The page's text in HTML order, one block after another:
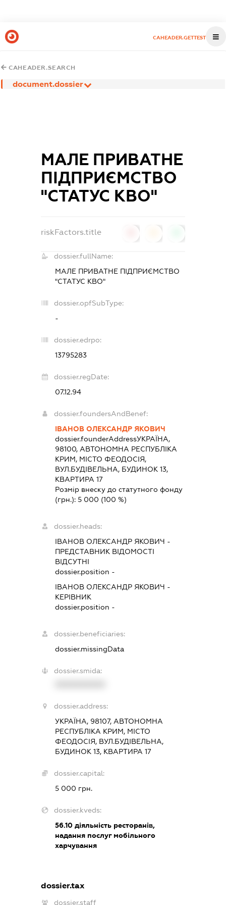
CAHEADER.GETTEST
CAHEADER.SEARCH
document.dossier
МАЛЕ ПРИВАТНЕ
ПІДПРИЄМСТВО
"СТАТУС КВО"
riskFactors.title
dossier.fullName:
МАЛЕ ПРИВАТНЕ ПІДПРИЄМСТВО
"СТАТУС КВО"
dossier.opfSubType:
-
dossier.edrpo:
13795283
dossier.regDate:
07.12.94
dossier.foundersAndBenef:
ІВАНОВ ОЛЕКСАНДР ЯКОВИЧ
dossier.founderAddressУКРАЇНА,
98100, АВТОНОМНА РЕСПУБЛІКА
КРИМ, МІСТО ФЕОДОСІЯ,
ВУЛ.БУДІВЕЛЬНА, БУДИНОК 13,
КВАРТИРА 17
Розмір внеску до статутного фонду
(грн.): 5 000 (100 %)
dossier.heads:
ІВАНОВ ОЛЕКСАНДР ЯКОВИЧ -
ПРЕДСТАВНИК ВІДОМОСТІ
ВІДСУТНІ
dossier.position -
ІВАНОВ ОЛЕКСАНДР ЯКОВИЧ -
КЕРІВНИК
dossier.position -
dossier.beneficiaries:
dossier.missingData
dossier.smida:
dossier.address:
УКРАЇНА, 98107, АВТОНОМНА
РЕСПУБЛІКА КРИМ, МІСТО
ФЕОДОСІЯ, ВУЛ.БУДІВЕЛЬНА,
БУДИНОК 13, КВАРТИРА 17
dossier.capital:
5 000 грн.
dossier.kveds:
56.10діяльність ресторанів,
надання послуг мобільного
харчування
dossier.tax
dossier.staff